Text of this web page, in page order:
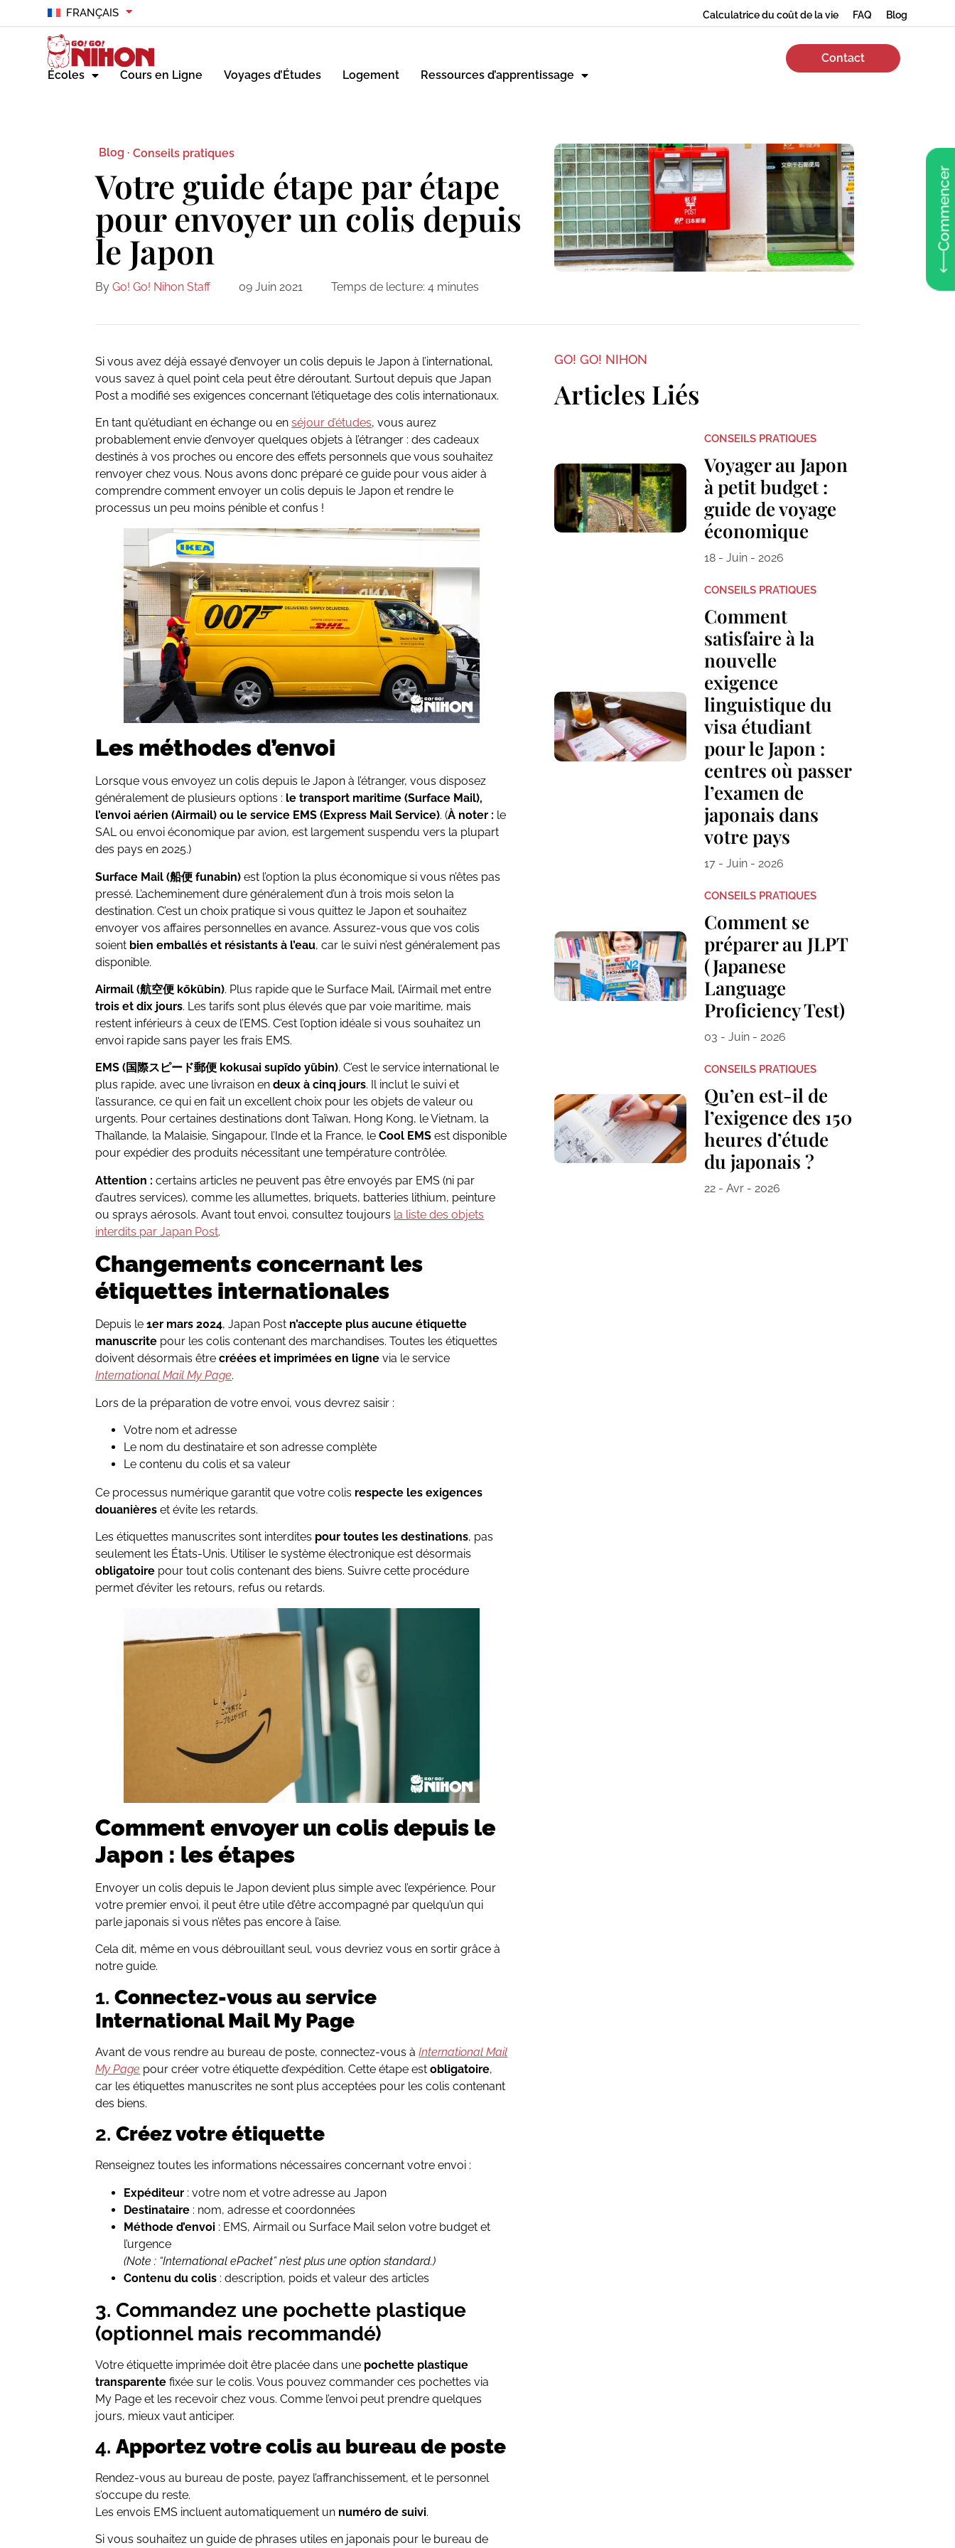
FRANÇAIS Calculatrice du coût de la vie FAQ Blog
Écoles Cours en Ligne Voyages d’Études Logement Ressources d’apprentissage
Contact
Commencer
Blog · Conseils pratiques
Votre guide étape par étape
pour envoyer un colis depuis
le Japon
By Go! Go! Nihon Staff 09 Juin 2021 Temps de lecture: 4 minutes
Si vous avez déjà essayé d’envoyer un colis depuis le Japon à l’international,
vous savez à quel point cela peut être déroutant. Surtout depuis que Japan
Post a modifié ses exigences concernant l’étiquetage des colis internationaux.
En tant qu’étudiant en échange ou enséjour d’études, vous aurez
probablement envie d’envoyer quelques objets à l’étranger : des cadeaux
destinés à vos proches ou encore des effets personnels que vous souhaitez
renvoyer chez vous. Nous avons donc préparé ce guide pour vous aider à
comprendre comment envoyer un colis depuis le Japon et rendre le
processus un peu moins pénible et confus !
Les méthodes d’envoi
Lorsque vous envoyez un colis depuis le Japon à l’étranger, vous disposez
généralement de plusieurs options : le transport maritime (Surface Mail),
l’envoi aérien (Airmail) ou le service EMS (Express Mail Service). (À noter : le
SAL ou envoi économique par avion, est largement suspendu vers la plupart
des pays en 2025.)
Surface Mail (船便 funabin) est l’option la plus économique si vous n’êtes pas
pressé. L’acheminement dure généralement d’un à trois mois selon la
destination. C’est un choix pratique si vous quittez le Japon et souhaitez
envoyer vos affaires personnelles en avance. Assurez-vous que vos colis
soient bien emballés et résistants à l’eau, car le suivi n’est généralement pas
disponible.
Airmail (航空便 kōkūbin). Plus rapide que le Surface Mail, l’Airmail met entre
trois et dix jours. Les tarifs sont plus élevés que par voie maritime, mais
restent inférieurs à ceux de l’EMS. C’est l’option idéale si vous souhaitez un
envoi rapide sans payer les frais EMS.
EMS (国際スピード郵便 kokusai supīdo yūbin). C’est le service international le
plus rapide, avec une livraison endeux à cinq jours. Il inclut le suivi et
l’assurance, ce qui en fait un excellent choix pour les objets de valeur ou
urgents. Pour certaines destinations dont Taïwan, Hong Kong, le Vietnam, la
Thaïlande, la Malaisie, Singapour, l’Inde et la France, leCool EMS est disponible
pour expédier des produits nécessitant une température contrôlée.
Attention : certains articles ne peuvent pas être envoyés par EMS (ni par
d’autres services), comme les allumettes, briquets, batteries lithium, peinture
ou sprays aérosols. Avant tout envoi, consultez toujours la liste des objets
interdits par Japan Post.
Changements concernant les
étiquettes internationales
Depuis le1er mars 2024, Japan Post n’accepte plus aucune étiquette
manuscrite pour les colis contenant des marchandises. Toutes les étiquettes
doivent désormais êtrecréées et imprimées en ligne via le service
International Mail My Page.
Lors de la préparation de votre envoi, vous devrez saisir :
Votre nom et adresse
Le nom du destinataire et son adresse complète
Le contenu du colis et sa valeur
Ce processus numérique garantit que votre colis respecte les exigences
douanières et évite les retards.
Les étiquettes manuscrites sont interdites pour toutes les destinations, pas
seulement les États-Unis. Utiliser le système électronique est désormais
obligatoire pour tout colis contenant des biens. Suivre cette procédure
permet d’éviter les retours, refus ou retards.
Comment envoyer un colis depuis le
Japon : les étapes
Envoyer un colis depuis le Japon devient plus simple avec l’expérience. Pour
votre premier envoi, il peut être utile d’être accompagné par quelqu’un qui
parle japonais si vous n’êtes pas encore à l’aise.
Cela dit, même en vous débrouillant seul, vous devriez vous en sortir grâce à
notre guide.
1.Connectez-vous au service
International Mail My Page
Avant de vous rendre au bureau de poste, connectez-vous àInternational Mail
My Page pour créer votre étiquette d’expédition. Cette étape estobligatoire,
car les étiquettes manuscrites ne sont plus acceptées pour les colis contenant
des biens.
2.Créez votre étiquette
Renseignez toutes les informations nécessaires concernant votre envoi :
Expéditeur : votre nom et votre adresse au Japon
Destinataire : nom, adresse et coordonnées
Méthode d’envoi : EMS, Airmail ou Surface Mail selon votre budget et
l’urgence
(Note : “International ePacket” n’est plus une option standard.)
Contenu du colis : description, poids et valeur des articles
3. Commandez une pochette plastique
(optionnel mais recommandé)
Votre étiquette imprimée doit être placée dans une pochette plastique
transparente fixée sur le colis. Vous pouvez commander ces pochettes via
My Page et les recevoir chez vous. Comme l’envoi peut prendre quelques
jours, mieux vaut anticiper.
4.Apportez votre colis au bureau de poste
Rendez-vous au bureau de poste, payez l’affranchissement, et le personnel
s’occupe du reste.
Les envois EMS incluent automatiquement un numéro de suivi.
Si vous souhaitez un guide de phrases utiles en japonais pour le bureau de
GO! GO! NIHON
Articles Liés
CONSEILS PRATIQUES
Voyager au Japon
à petit budget :
guide de voyage
économique
18 - Juin - 2026
CONSEILS PRATIQUES
Comment
satisfaire à la
nouvelle
exigence
linguistique du
visa étudiant
pour le Japon :
centres où passer
l’examen de
japonais dans
votre pays
17 - Juin - 2026
CONSEILS PRATIQUES
Comment se
préparer au JLPT
(Japanese
Language
Proficiency Test)
03 - Juin - 2026
CONSEILS PRATIQUES
Qu’en est-il de
l’exigence des 150
heures d’étude
du japonais ?
22 - Avr - 2026